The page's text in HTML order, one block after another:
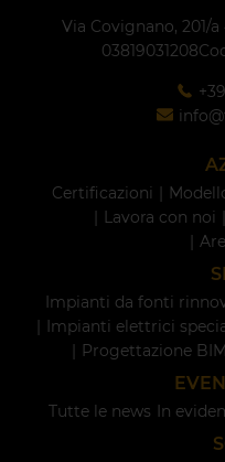
Via Covignano, 201/a
03819031208
Certificazioni
Lavora con noi
Impianti da fonti
Impianti elettrici
Progettazione BIM
Tutte le news In